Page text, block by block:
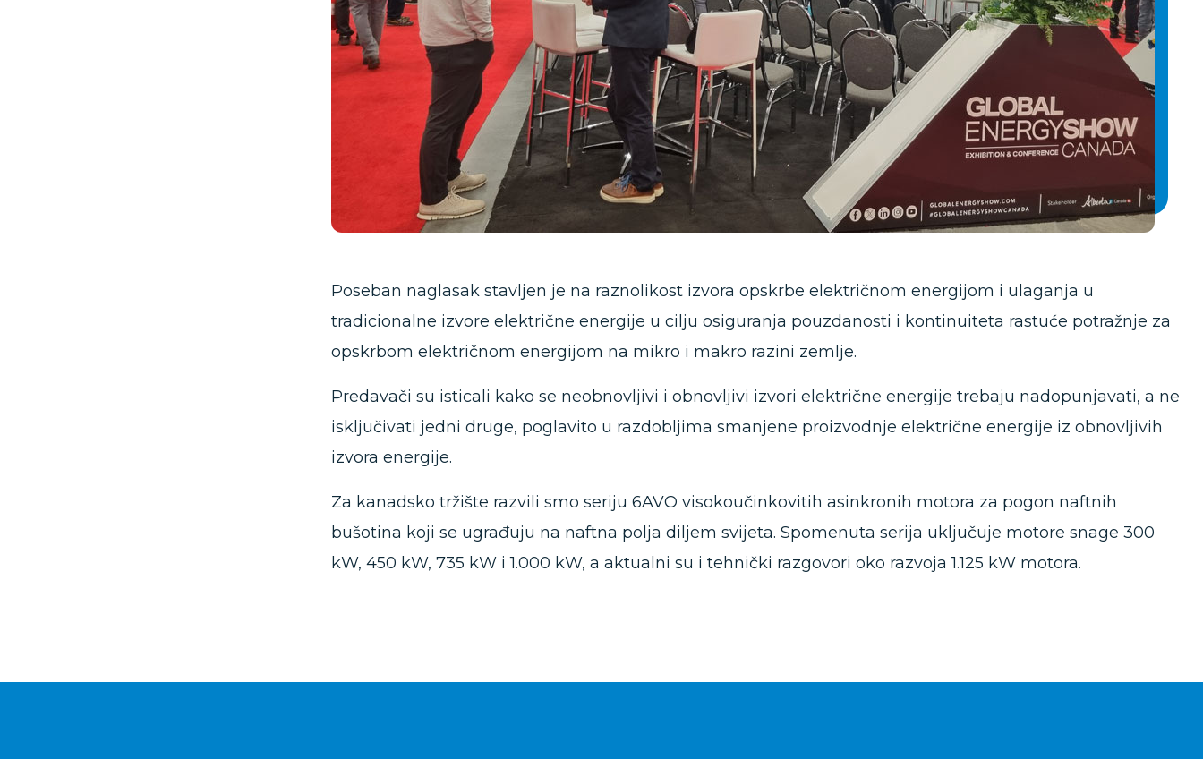
Poseban naglasak stavljen je na raznolikost izvora opskrbe električnom energijom i ulaganja u
tradicionalne izvore električne energije u cilju osiguranja pouzdanosti i kontinuiteta rastuće potražnje za
opskrbom električnom energijom na mikro i makro razini zemlje.
Predavači su isticali kako se neobnovljivi i obnovljivi izvori električne energije trebaju nadopunjavati, a ne
isključivati jedni druge, poglavito u razdobljima smanjene proizvodnje električne energije iz obnovljivih
izvora energije.
Za kanadsko tržište razvili smo seriju 6AVO visokoučinkovitih asinkronih motora za pogon naftnih
bušotina koji se ugrađuju na naftna polja diljem svijeta. Spomenuta serija uključuje motore snage 300
kW, 450 kW, 735 kW i 1.000 kW, a aktualni su i tehnički razgovori oko razvoja 1.125 kW motora.